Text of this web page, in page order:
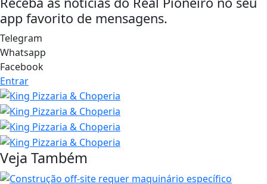
app favorito de mensagens.
Telegram
Whatsapp
Facebook
Entrar
Veja Também